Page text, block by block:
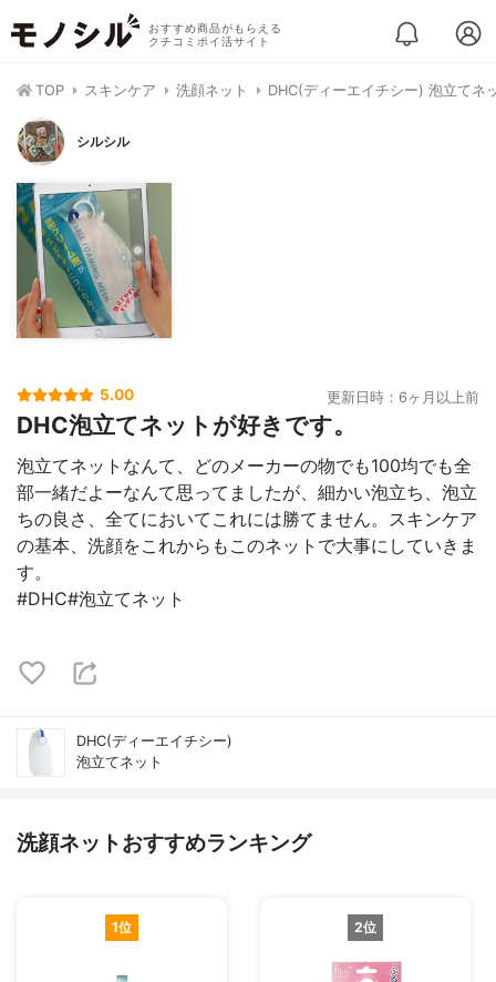
おすすめ商品がもらえる
クチコミポイ活サイト
TOP スキンケア 洗顔ネット DHC(ディーエイチシー) 泡立てネ
シルシル
5.00 更新日時：6ヶ月以上前
DHC泡立てネットが好きです。
泡立てネットなんて、どのメーカーの物でも100均でも全
部一緒だよーなんて思ってましたが、細かい泡立ち、泡立
ちの良さ、全てにおいてこれには勝てません。スキンケア
の基本、洗顔をこれからもこのネットで大事にしていきま
す。
#DHC#泡立てネット
DHC(ディーエイチシー)
泡立てネット
洗顔ネットおすすめランキング
1位 2位